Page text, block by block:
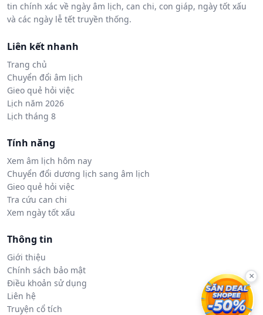
tin chính xác về ngày âm lịch, can chi, con giáp, ngày tốt xấu
và các ngày lễ tết truyền thống.
Liên kết nhanh
Trang chủ
Chuyển đổi âm lịch
Gieo quẻ hỏi việc
Lịch năm 2026
Lịch tháng 8
Tính năng
Xem âm lịch hôm nay
Chuyển đổi dương lịch sang âm lịch
Gieo quẻ hỏi việc
Tra cứu can chi
Xem ngày tốt xấu
Thông tin
Giới thiệu
Chính sách bảo mật
Điều khoản sử dụng
Liên hệ
Truyện cổ tích
×